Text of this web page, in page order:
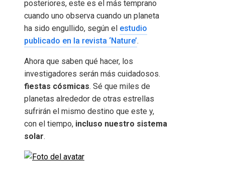
posteriores, este es el más temprano
cuando uno observa cuando un planeta
ha sido engullido, según el estudio
publicado en la revista ‘Nature’.
Ahora que saben qué hacer, los
investigadores serán más cuidadosos.
fiestas cósmicas. Sé que miles de
planetas alrededor de otras estrellas
sufrirán el mismo destino que este y,
con el tiempo, incluso nuestro sistema
solar.